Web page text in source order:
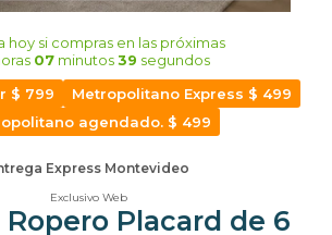
hoy si compras en las próximas
07minutos38 segundos
$ 799
Metropolitano Express $ 499
agendado. $ 499
Express Montevideo
Exclusivo Web
Placard de 6